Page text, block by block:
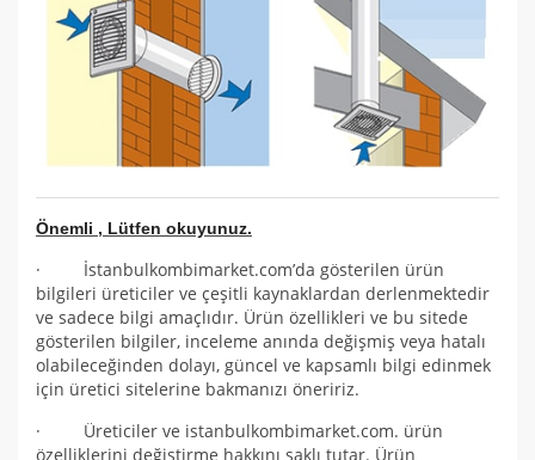
Önemli , Lütfen okuyunuz.
· İstanbulkombimarket.com’da gösterilen ürün
bilgileri üreticiler ve çeşitli kaynaklardan derlenmektedir
ve sadece bilgi amaçlıdır. Ürün özellikleri ve bu sitede
gösterilen bilgiler, inceleme anında değişmiş veya hatalı
olabileceğinden dolayı, güncel ve kapsamlı bilgi edinmek
için üretici sitelerine bakmanızı öneririz.
· Üreticiler ve istanbulkombimarket.com. ürün
özelliklerini değiştirme hakkını saklı tutar. Ürün